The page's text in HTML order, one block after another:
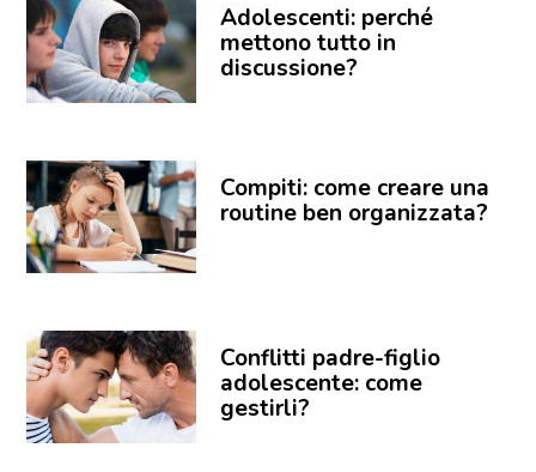
Adolescenti: perché
mettono tutto in
discussione?
Compiti: come creare una
routine ben organizzata?
Conflitti padre-figlio
adolescente: come
gestirli?